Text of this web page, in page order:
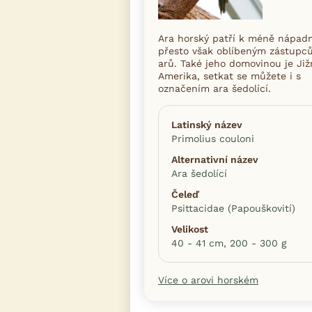
Ara horský patří k méně
přesto však oblíbeným
arů. Také jeho domovinou je
Amerika, setkat se můžete i s
označením ara šedolící.
Latinský název
Primolius couloni
Alternativní název
Ara šedolící
Čeleď
Psittacidae (Papouškovití)
Velikost
40 - 41 cm, 200 - 300 g
Více o arovi horském